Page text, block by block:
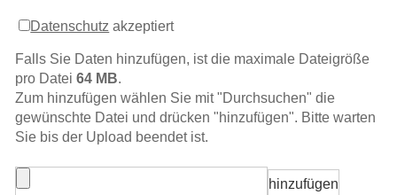
Datenschutz akzeptiert
Falls Sie Daten hinzufügen, ist die maximale Dateigröße
pro Datei 64 MB.
Zum hinzufügen wählen Sie mit "Durchsuchen" die
gewünschte Datei und drücken "hinzufügen". Bitte warten
Sie bis der Upload beendet ist.